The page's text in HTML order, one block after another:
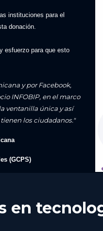
instituciones para el
donación.
esfuerzo para que esto
y por Facebook,
INFOBIP, en el marco
ventanilla única y así
los ciudadanos."
(GCPS)
en